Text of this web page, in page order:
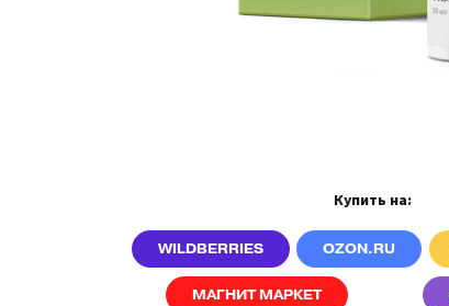
Купить на:
WILDBERRIES OZON.RU
МАГНИТ МАРКЕТ